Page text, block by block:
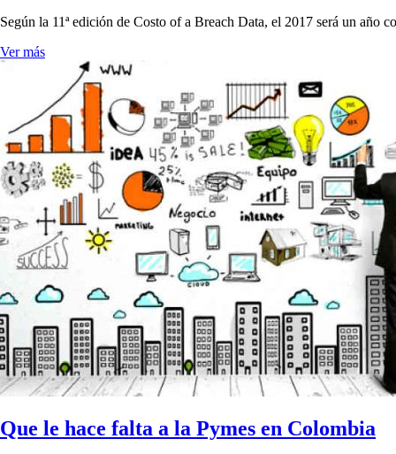
Según la 11ª edición de Costo of a Breach Data, el 2017 será un año
Ver más
Que le hace falta a la Pymes en Colombia